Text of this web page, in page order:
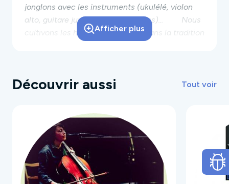
jonglons avec les instruments (ukulélé, violon
alto, guitare jumbo basse fretless)... Nous
cultivons les
harmonies vocales
dans la tradition
LA COMPLAINTE DU CHAMALLOW GRILLÉ vous
injustement méconnues
, issues des
folk, pop, rock, country, gospel...
Quand vous aurez goûté aux versions du
Chamallow, vous y reviendrez.... Le Chamallow
est un exhausteur de goût !
Afficher plus
Découvrir aussi Tout voir